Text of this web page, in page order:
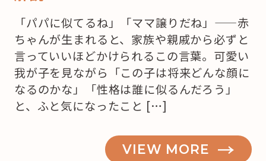
「パパに似てるね」「ママ譲りだね」——赤
ちゃんが生まれると、家族や親戚から必ずと
言っていいほどかけられるこの言葉。可愛い
我が子を見ながら「この子は将来どんな顔に
なるのかな」「性格は誰に似るんだろう」
と、ふと気になったこと […]
VIEW MORE